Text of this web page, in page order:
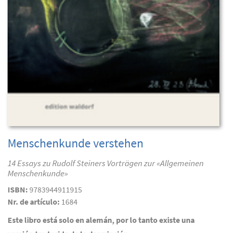
Menschenkunde verstehen
14 Essays zu Rudolf Steiners Vorträgen zur «Allgemeinen
Menschenkunde»
ISBN: 9783944911915
Nr. de artículo: 1684
Este libro está solo en alemán, por lo tanto existe una